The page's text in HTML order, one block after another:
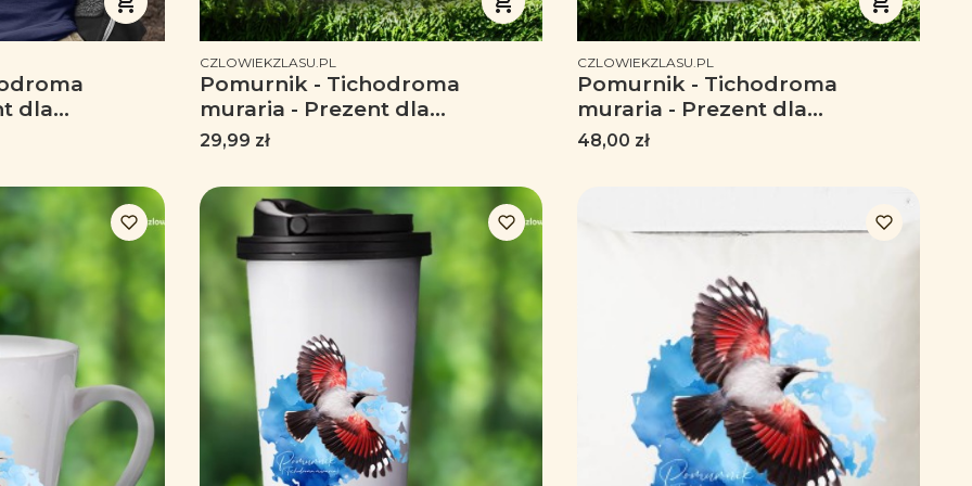
dla
dla
PRODUCENT
CZLOWIEKZLASU.PL
Pomurnik - Tichodroma
muraria - Prezent dla
ornitologa - Prezent dla
Pomurnikiem - Kubek
ceramiczny
Cena
29,99 zł
PRODUCENT
CZLOWIEKZLASU.PL
Pomurnik - Tichodroma
muraria - Prezent dla
ornitologa - Prezent dla
Cena
48,00 zł